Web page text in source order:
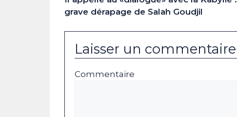
grave dérapage de Salah Goudjil
Laisser un commentaire
Commentaire